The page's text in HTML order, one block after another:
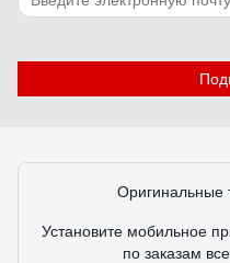
Оригинальные
Установите мобильное
по заказам